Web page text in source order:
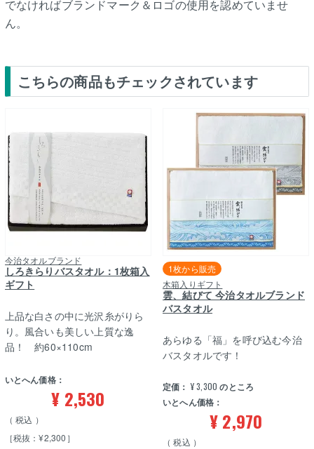
でなければブランドマーク＆ロゴの使用を認めていませ
ん。
こちらの商品もチェックされています
今治タオルブランド
しろきらりバスタオル：1枚箱入
ギフト
いとへん価格：
¥ 2,530
税込
［税抜：¥2,300］
上品な白さの中に光沢糸がりら
り。風合いも美しい上質な逸
品！ 約60×110cm
木箱入りギフト
雲、結びて 今治タオルブランド
バスタオル
1枚から販売
定価： ¥3,300 のところ
いとへん価格：
¥2,970
税込
あらゆる「福」を呼び込む今治
バスタオルです！